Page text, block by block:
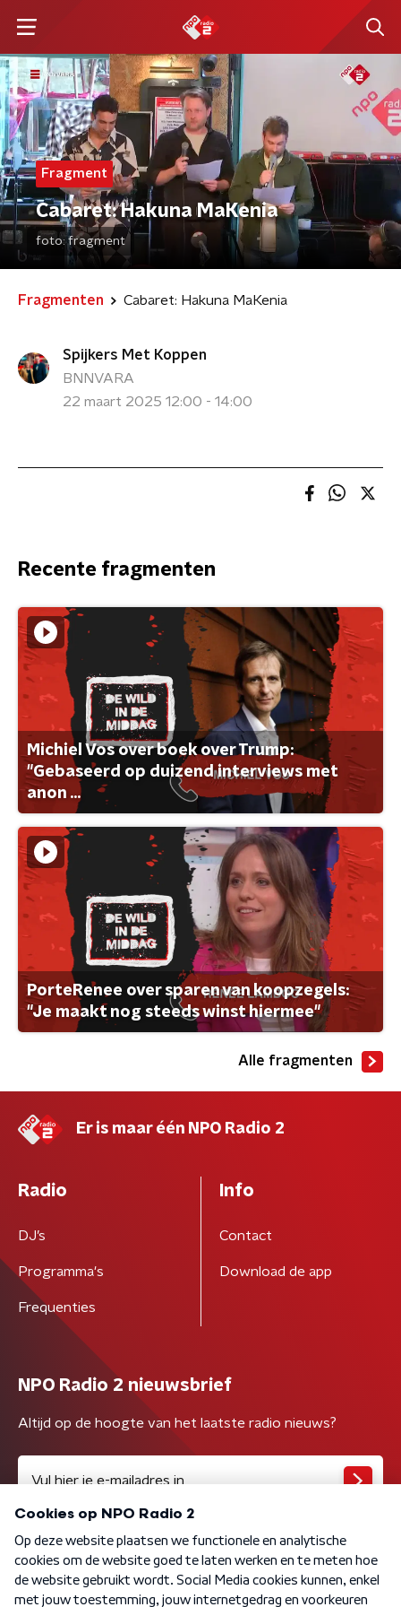
Fragment
Cabaret: Hakuna MaKenia
foto:fragment
Fragmenten Cabaret: Hakuna MaKenia
Spijkers Met Koppen
BNNVARA
22 maart 2025 12:00 - 14:00
Recente fragmenten
Michiel Vos over boek over Trump:
"Gebaseerd op duizend interviews met
anon ...
PorteRenee over sparen van koopzegels:
"Je maakt nog steeds winst hiermee"
Alle fragmenten
Er is maar één NPO Radio 2
Radio
DJ’s
Programma's
Frequenties
Info
Contact
Download de app
NPO Radio 2 nieuwsbrief
Altijd op de hoogte van het laatste radio nieuws?
Algemene voorwaarden